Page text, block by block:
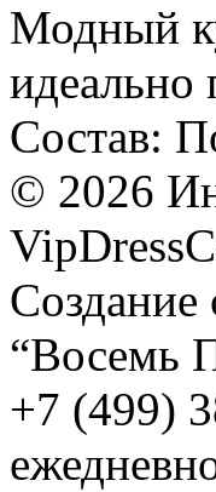
Модный
идеально
Состав:
© 2026
Создание
“Восемь
+7 (499)